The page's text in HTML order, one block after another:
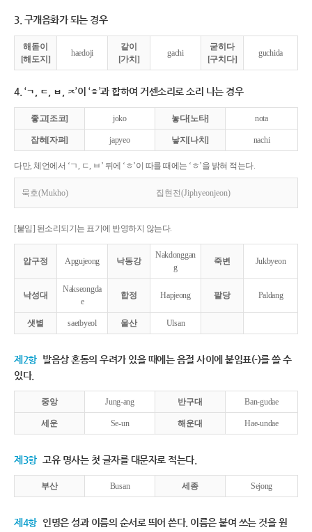
3. 구개음화가 되는 경우
해돋이
[해도지]
haedoji
같이
[가치]
gachi
굳히다
[구치다]
guchida
4. ‘ㄱ, ㄷ, ㅂ, ㅈ’이 ‘ㅎ’과 합하여 거센소리로 소리 나는 경우
좋고[조코] joko 놓다[노타] nota
잡혀[자펴] japyeo 낳지[나치] nachi
다만, 체언에서 ‘ㄱ, ㄷ, ㅂ’ 뒤에 ‘ㅎ’이 따를 때에는 ‘ㅎ’을 밝혀 적는다.
묵호(Mukho) 집현전(Jiphyeonjeon)
[붙임] 된소리되기는 표기에 반영하지 않는다.
압구정 Apgujeong 낙동강
Nakdonggan
g
죽변 Jukbyeon
낙성대
Nakseongda
e
합정 Hapjeong 팔당 Paldang
샛별 saetbyeol 울산 Ulsan
제2항 발음상 혼동의 우려가 있을 때에는 음절 사이에 붙임표(-)를 쓸 수
있다.
중앙 Jung-ang 반구대 Ban-gudae
세운 Se-un 해운대 Hae-undae
제3항 고유 명사는 첫 글자를 대문자로 적는다.
부산 Busan 세종 Sejong
제4항 인명은 성과 이름의 순서로 띄어 쓴다. 이름은 붙여 쓰는 것을 원